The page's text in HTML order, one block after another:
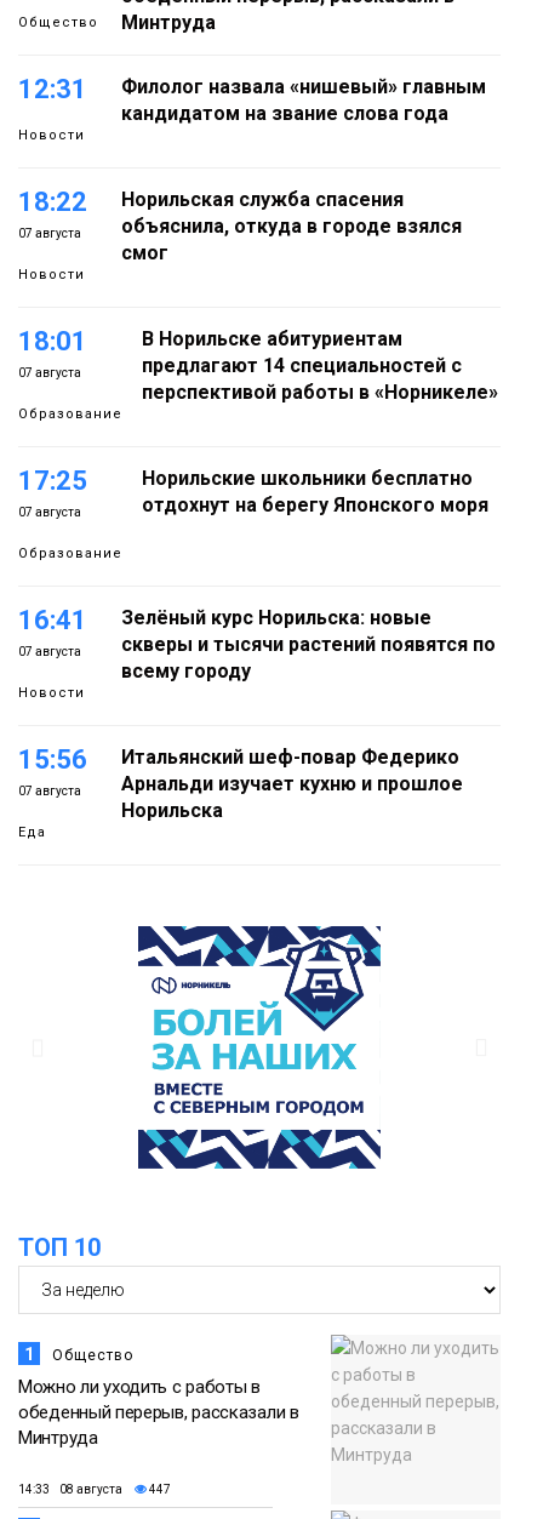
Общество
Минтруда
12:31
Новости
Филолог назвала «нишевый» главным
кандидатом на звание слова года
18:22
07 августа
Новости
Норильская служба спасения
объяснила, откуда в городе взялся
смог
18:01
07 августа
Образование
В Норильске абитуриентам
предлагают 14 специальностей с
перспективой работы в «Норникеле»
17:25
07 августа
Образование
Норильские школьники бесплатно
отдохнут на берегу Японского моря
16:41
07 августа
Новости
Зелёный курс Норильска: новые
скверы и тысячи растений появятся по
всему городу
15:56
07 августа
Еда
Итальянский шеф-повар Федерико
Арнальди изучает кухню и прошлое
Норильска
помог сборной России взять золото в
футзальном турнире
Ленинский проспект частично закроют
в связи с Днём рождения «Башни»
Новости
«Домик Хоббитов» и «Самолёт в
ТОП 10
1 Общество
Можно ли уходить с работы в
обеденный перерыв, рассказали в
Минтруда
14:33 08 августа 447